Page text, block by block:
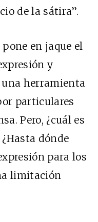
de la sátira”.
en jaque el
y
herramienta
particulares
Pero, ¿cuál es
dónde
para los
limitación